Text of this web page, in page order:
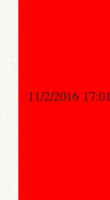
11/2/2016 17:01